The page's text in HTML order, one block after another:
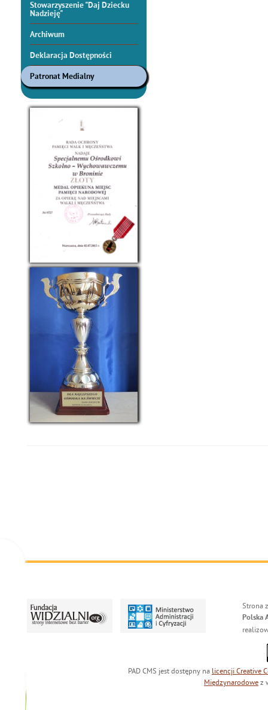
Stowarzyszenie "Daj Dziecku
Nadzieję"
Archiwum
Deklaracja Dostępności
Patronat Medialny
Strona
Polska
PAD CMS jest dostępny na licencji Creative
Międzynarodowe z